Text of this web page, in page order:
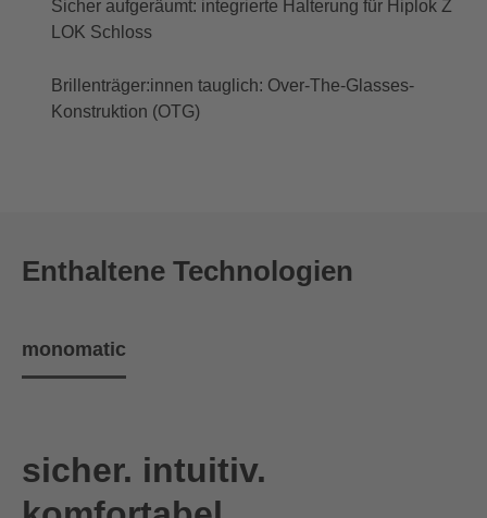
Sicher aufgeräumt: integrierte Halterung für Hiplok Z
LOK Schloss
Brillenträger:innen tauglich: Over-The-Glasses-
Konstruktion (OTG)
Enthaltene Technologien
monomatic
sicher. intuitiv.